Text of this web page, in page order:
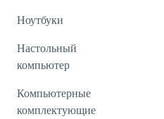
Ноутбуки
Настольный
компьютер
Компьютерные
комплектующие